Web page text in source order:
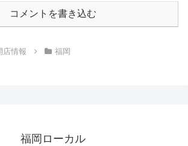
コメントを書き込む
店情報 福岡
福岡ローカル